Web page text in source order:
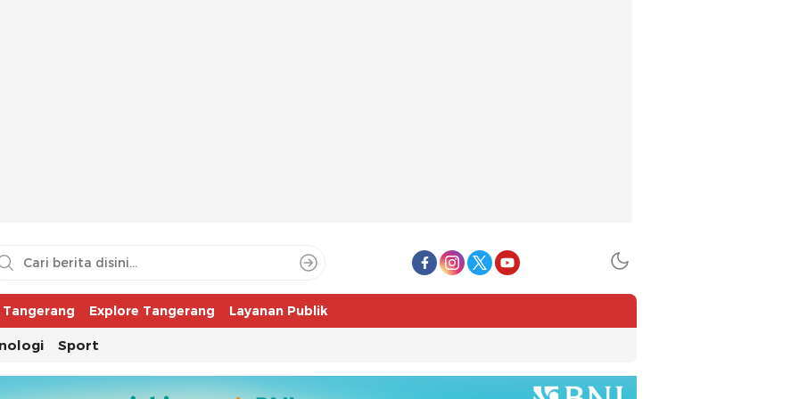
Explore Tangerang Layanan Publik
Sport